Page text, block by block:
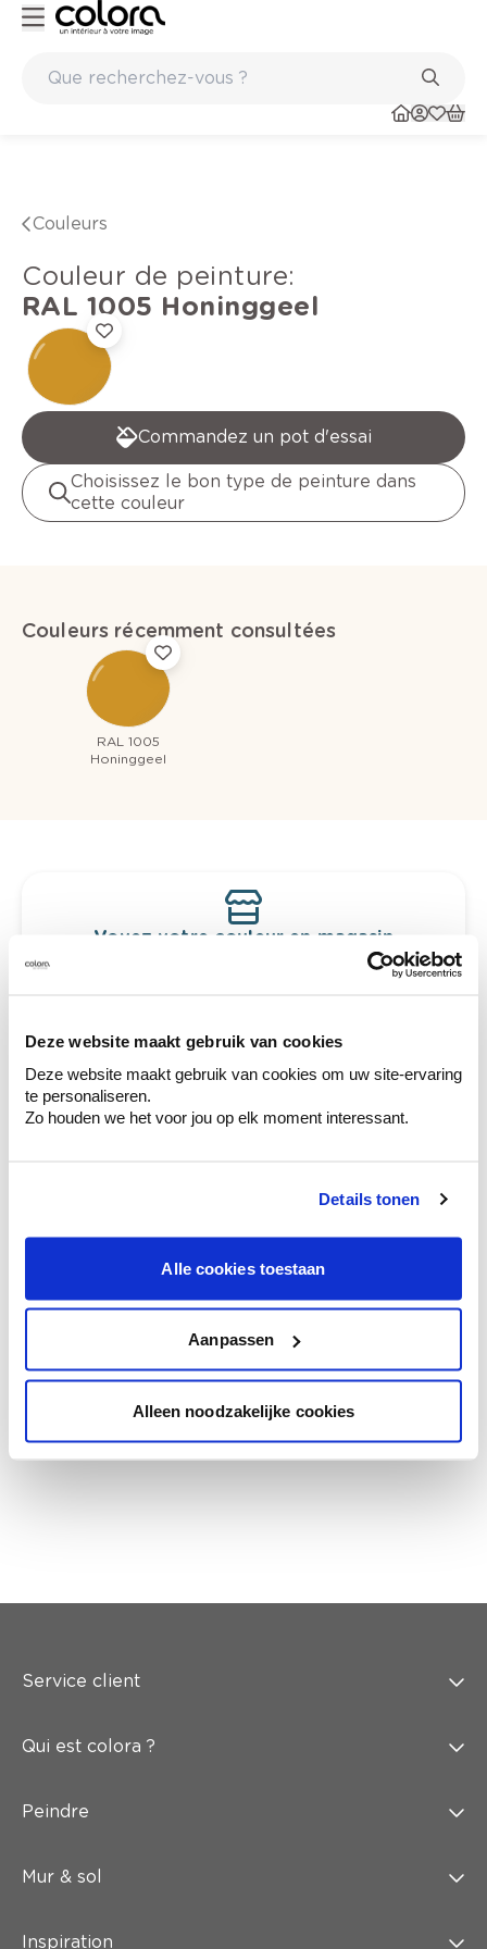
Deze website maakt gebruik van cookies
Deze website maakt gebruik van cookies om uw site-ervaring
te personaliseren.
Zo houden we het voor jou op elk moment interessant.
Details tonen
Alle cookies toestaan
Aanpassen
Alleen noodzakelijke cookies
Couleurs
Couleur de peinture:
RAL 1005 Honinggeel
Commandez un pot d'essai
Choisissez le bon type de peinture dans
cette couleur
Couleurs récemment consultées
RAL 1005
Honinggeel
Voyez votre couleur en magasin
Découvrez des échantillons de votre
votre couleur.
Obtenez des conseils personnalisés sur la
combinaison de couleurs.
Conseil couleur à domicile
en couleur.
l'éclairage et de votre mobilier.
Obtenez un contrôle technologique de vos
Service client
Qui est colora ?
Peindre
Mur & sol
Inspiration